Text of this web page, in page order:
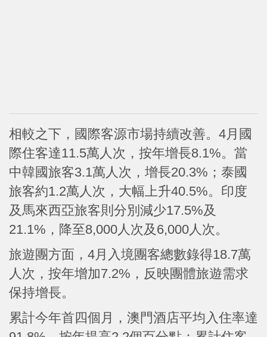
相較之下，國際客源市場持續改善。4月國
際住客達11.5萬人次，按年增長8.1%。當
中韓國旅客3.1萬人次，增長20.3%；泰國
旅客約1.2萬人次，大幅上升40.5%。印度
及馬來西亞旅客則分別減少17.5%及
21.1%，降至8,000人次及6,000人次。
旅遊團方面，4月入境團客總數錄得18.7萬
人次，按年增加7.2%，反映團體旅遊需求
保持增長。
累計今年首四個月，澳門酒店平均入住率達